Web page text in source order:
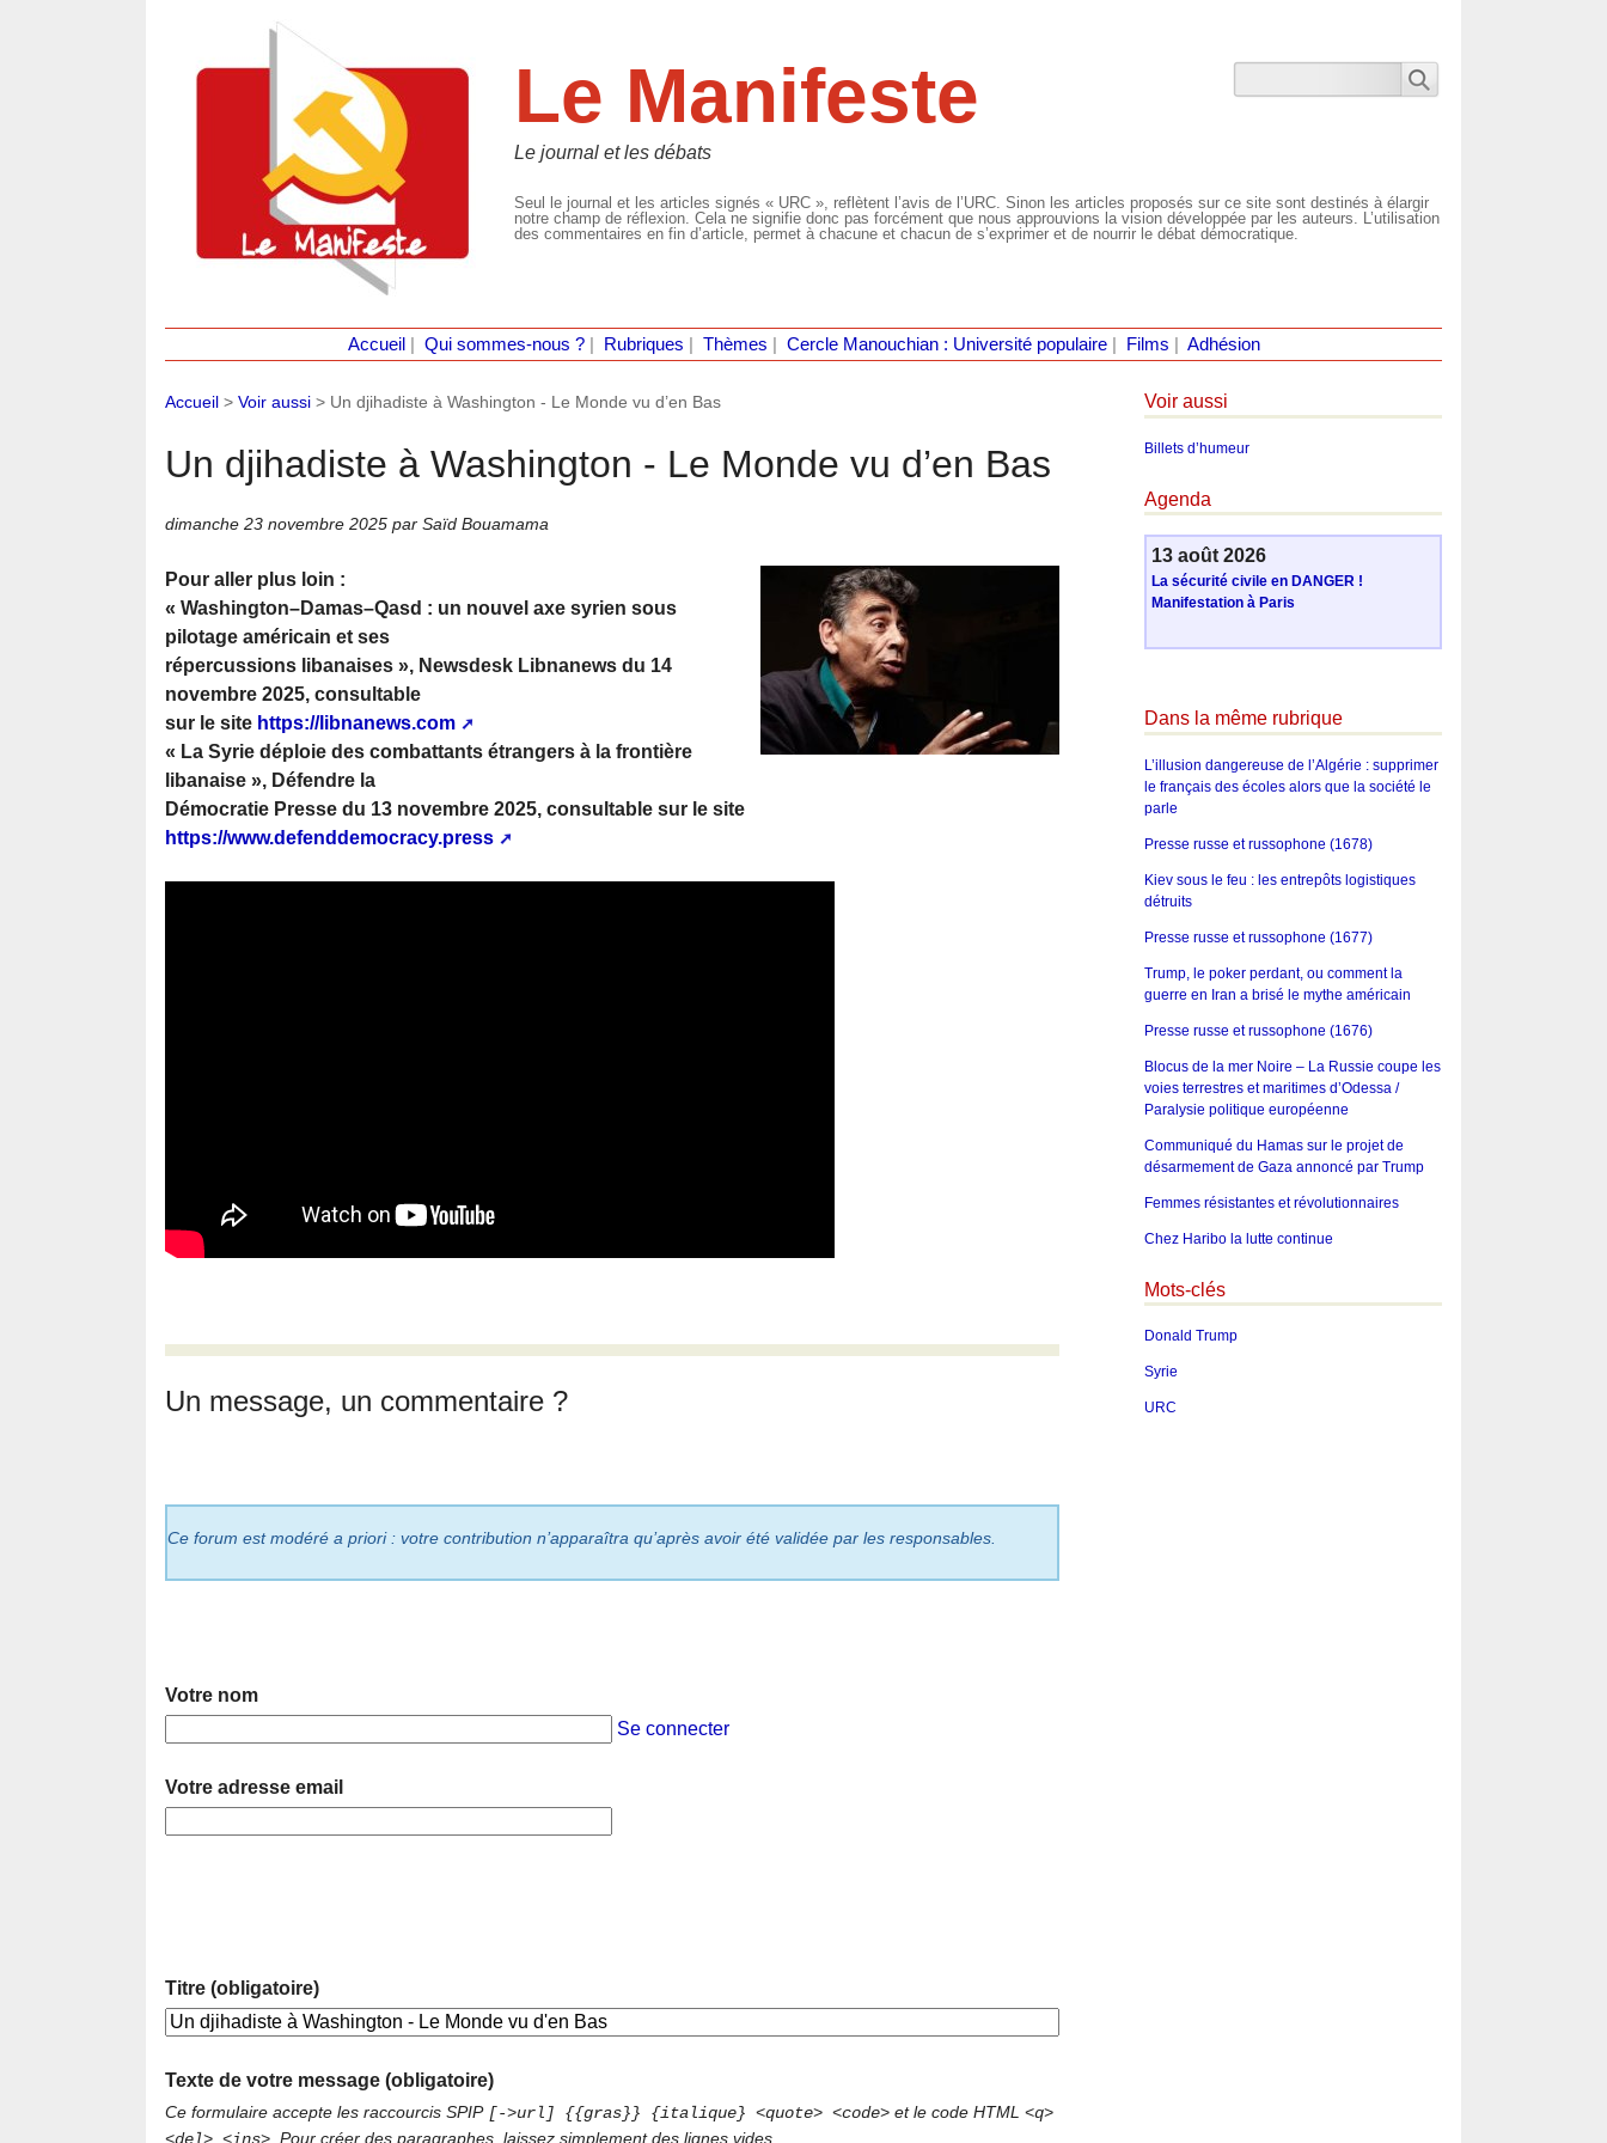
Le Manifeste
Le journal et les débats
Seul le journal et les articles signés « URC », reflètent l’avis de l’URC. Sinon les articles proposés sur ce site sont destinés à élargir
notre champ de réflexion. Cela ne signifie donc pas forcément que nous approuvions la vision développée par les auteurs. L’utilisation
des commentaires en fin d’article, permet à chacune et chacun de s’exprimer et de nourrir le débat démocratique.
Accueil Qui sommes-nous ?| Rubriques Thèmes Cercle Manouchian : Université populaire| Films Adhésion
Accueil > Voir aussi > Un djihadiste à Washington - Le Monde vu d’en Bas
Un djihadiste à Washington - Le Monde vu d’en Bas
dimanche 23 novembre 2025 par Saïd Bouamama
Pour aller plus loin :
« Washington–Damas–Qasd : un nouvel axe syrien sous
pilotage américain et ses
répercussions libanaises », Newsdesk Libnanews du 14
novembre 2025, consultable
sur le site https://libnanews.com
« La Syrie déploie des combattants étrangers à la frontière
libanaise », Défendre la
Démocratie Presse du 13 novembre 2025, consultable sur le site
https://www.defenddemocracy.press
Un message, un commentaire ?
Ce forum est modéré a priori : votre contribution n’apparaîtra qu’après avoir été validée par les responsables.
Votre nom
Se connecter
Votre adresse email
Titre (obligatoire)
Texte de votre message (obligatoire)
Ce formulaire accepte les raccourcis SPIP [->url] {{gras}} {italique} <quote> <code> et le code HTML <q>
. Pour créer des paragraphes, laissez simplement des lignes vides.
Voir aussi
Billets d’humeur
Agenda
13 août 2026
La sécurité civile en DANGER !
Manifestation à Paris
Dans la même rubrique
L’illusion dangereuse de l’Algérie : supprimer
le français des écoles alors que la société le
parle
Presse russe et russophone (1678)
Kiev sous le feu : les entrepôts logistiques
détruits
Presse russe et russophone (1677)
Trump, le poker perdant, ou comment la
guerre en Iran a brisé le mythe américain
Presse russe et russophone (1676)
Blocus de la mer Noire – La Russie coupe les
voies terrestres et maritimes d’Odessa /
Paralysie politique européenne
Communiqué du Hamas sur le projet de
désarmement de Gaza annoncé par Trump
Femmes résistantes et révolutionnaires
Chez Haribo la lutte continue
Mots-clés
Donald Trump
Syrie
URC